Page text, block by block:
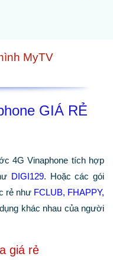
MyTV
GIÁ RẺ
4G Vinaphone tích hợp
DIGI129. Hoặc các gói
rẻ nhưFCLUB, FHAPPY,
khác nhau của người
giá rẻ